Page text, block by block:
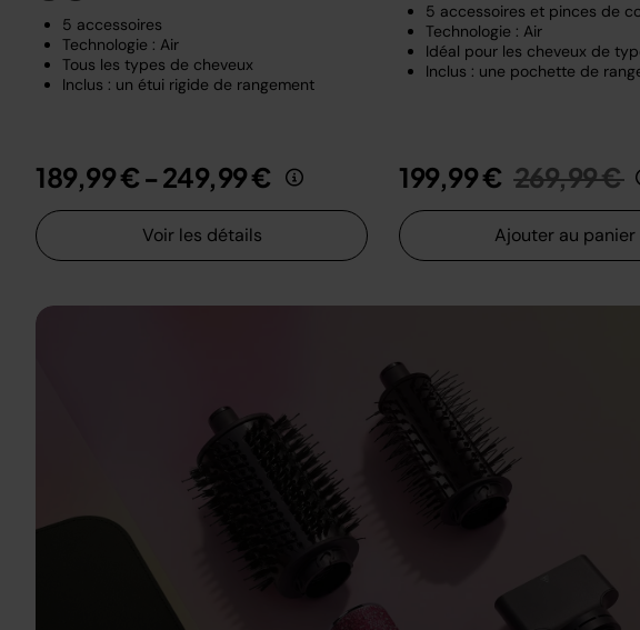
5 accessoires
Technologie : Air
Tous les types de cheveux
Inclus : un étui rigide de rangement
189,99 € - 249,99 €
Voir les détails
5 accessoires et pinces de
Technologie : Air
Idéal pour les cheveux de
Inclus : une pochette de
199,99 € Prix réduit
269,99 €
Ajouter au panier